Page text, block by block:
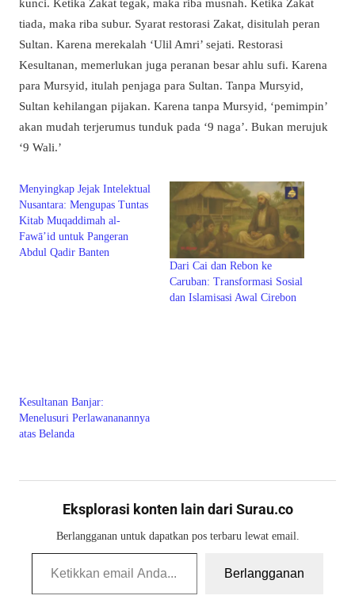
tiada, maka riba subur. Syarat restorasi Zakat, disitulah peran
Sultan. Karena merekalah ‘Ulil Amri’ sejati. Restorasi
Kesultanan, memerlukan juga peranan besar ahlu sufi. Karena
para Mursyid, itulah penjaga para Sultan. Tanpa Mursyid,
Sultan kehilangan pijakan. Karena tanpa Mursyid, ‘pemimpin’
akan mudah terjerumus tunduk pada ‘9 naga’. Bukan merujuk
‘9 Wali.’
Menyingkap Jejak Intelektual
Nusantara: Mengupas Tuntas
Kitab Muqaddimah al-
Fawā’id untuk Pangeran
Abdul Qadir Banten
Dari Cai dan Rebon ke
Caruban: Transformasi Sosial
dan Islamisasi Awal Cirebon
Kesultanan Banjar:
Menelusuri Perlawananannya
atas Belanda
Eksplorasi konten lain dari Surau.co
Berlangganan untuk dapatkan pos terbaru lewat email.
Ketikkan email Anda...
Berlangganan